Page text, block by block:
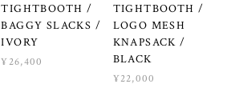
TIGHTBOOTH /
BAGGY SLACKS /
IVORY
¥26,400
TIGHTBOOTH /
LOGO MESH
KNAPSACK /
BLACK
¥22,000